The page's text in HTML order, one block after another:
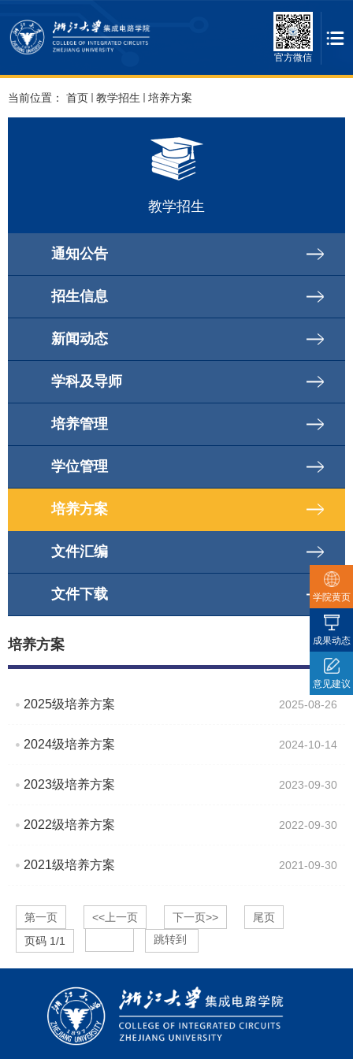
官方微信
当前位置： 首页 教学招生 培养方案
教学招生
通知公告
招生信息
新闻动态
学科及导师
培养管理
学位管理
培养方案
文件汇编
文件下载
培养方案
2025级培养方案 2025-08-26
2024级培养方案 2024-10-14
2023级培养方案 2023-09-30
2022级培养方案 2022-09-30
2021级培养方案 2021-09-30
第一页 <<上一页 下一页>>
尾页
页码 1/1 跳转到
学院黄页
成果动态
意见建议